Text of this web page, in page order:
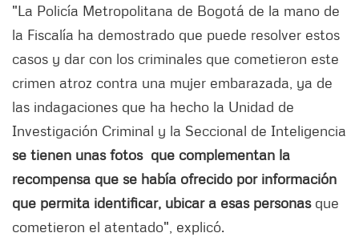
"La Policía Metropolitana de Bogotá de la mano de
la Fiscalía ha demostrado que puede resolver estos
casos y dar con los criminales que cometieron este
crimen atroz contra una mujer embarazada, ya de
las indagaciones que ha hecho la Unidad de
Investigación Criminal y la Seccional de Inteligencia
se tienen unas fotos que complementan la
recompensa que se había ofrecido por información
que permita identificar, ubicar a esas personasque
cometieron el atentado", explicó.